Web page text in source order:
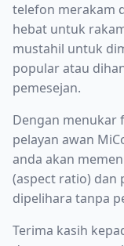
telefon merakam
hebat untuk
mustahil untuk
popular atau
pemesejan.
Dengan menukar
pelayan awan
anda akan
(aspect ratio) dan
dipelihara tanpa
Terima kasih